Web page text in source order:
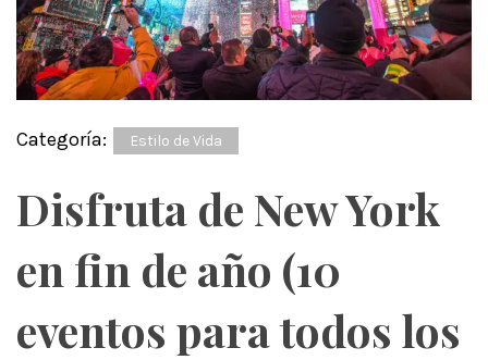
Categoría: Estilo de Vida
Disfruta de New York
en fin de año (10
eventos para todos los